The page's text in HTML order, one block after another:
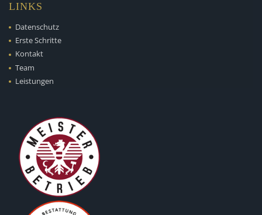
LINKS
Datenschutz
Erste Schritte
Kontakt
Team
Leistungen